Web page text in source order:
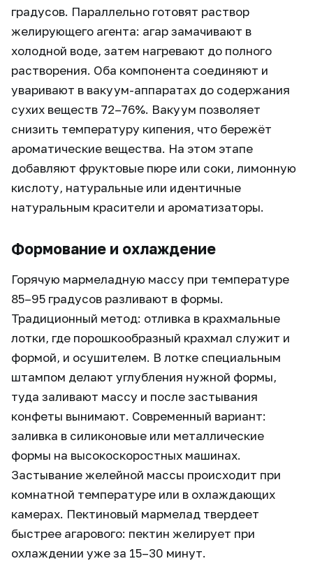
градусов. Параллельно готовят раствор
желирующего агента: агар замачивают в
холодной воде, затем нагревают до полного
растворения. Оба компонента соединяют и
уваривают в вакуум-аппаратах до содержания
сухих веществ 72–76%. Вакуум позволяет
снизить температуру кипения, что бережёт
ароматические вещества. На этом этапе
добавляют фруктовые пюре или соки, лимонную
кислоту, натуральные или идентичные
натуральным красители и ароматизаторы.
Формование и охлаждение
Горячую мармеладную массу при температуре
85–95 градусов разливают в формы.
Традиционный метод: отливка в крахмальные
лотки, где порошкообразный крахмал служит и
формой, и осушителем. В лотке специальным
штампом делают углубления нужной формы,
туда заливают массу и после застывания
конфеты вынимают. Современный вариант:
заливка в силиконовые или металлические
формы на высокоскоростных машинах.
Застывание желейной массы происходит при
комнатной температуре или в охлаждающих
камерах. Пектиновый мармелад твердеет
быстрее агарового: пектин желирует при
охлаждении уже за 15–30 минут.